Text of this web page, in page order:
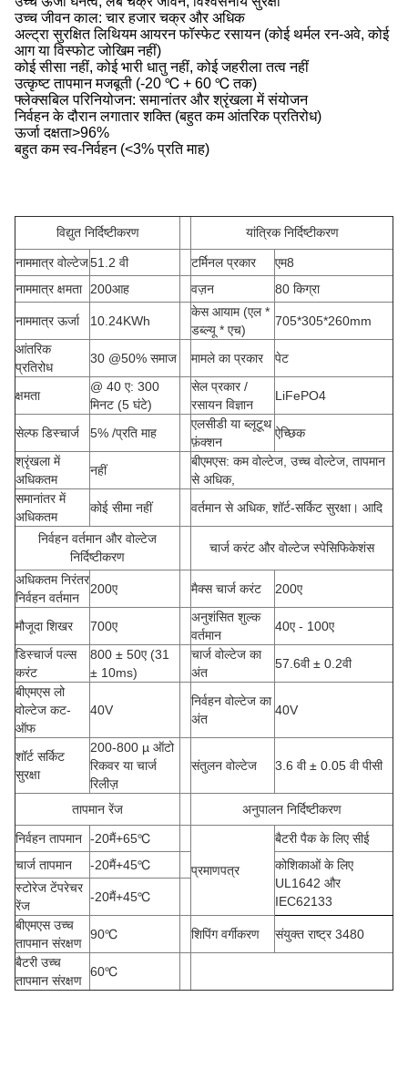
उच्च जीवन काल: चार हजार चक्र और अधिक
अल्ट्रा सुरक्षित लिथियम आयरन फॉस्फेट रसायन (कोई थर्मल रन-अवे, कोई
आग या विस्फोट जोखिम नहीं)
कोई सीसा नहीं, कोई भारी धातु नहीं, कोई जहरीला तत्व नहीं
उत्कृष्ट तापमान मजबूती (-20 ℃ + 60 ℃ तक)
फ्लेक्सबिल परिनियोजन: समानांतर और श्रृंखला में संयोजन
निर्वहन के दौरान लगातार शक्ति (बहुत कम आंतरिक प्रतिरोध)
ऊर्जा दक्षता>96%
बहुत कम स्व-निर्वहन (<3% प्रति माह)
विद्युत निर्दिष्टीकरण यांत्रिक निर्दिष्टीकरण
नाममात्र वोल्टेज51.2 वी टर्मिनल प्रकार
एम8
नाममात्र क्षमता
200आह वज़न 80 किग्रा
नाममात्र ऊर्जा 10.24KWh
केस आयाम (एल *
डब्ल्यू * एच)
705*305*260mm
आंतरिक
प्रतिरोध
30 @50% समाज मामले का प्रकार पेट
क्षमता
@ 40 ए: 300
मिनट (5 घंटे)
सेल प्रकार /
रसायन विज्ञान
LiFePO4
सेल्फ डिस्चार्ज 5% /प्रति माह
एलसीडी या ब्लूटूथ
फ़ंक्शन
ऐच्छिक
श्रृंखला में
अधिकतम
नहीं
बीएमएस: कम वोल्टेज, उच्च वोल्टेज, तापमान
से अधिक,
समानांतर में
अधिकतम
कोई सीमा नहीं वर्तमान से अधिक, शॉर्ट-सर्किट सुरक्षा। आदि
निर्वहन वर्तमान और वोल्टेज
निर्दिष्टीकरण
चार्ज करंट और वोल्टेज स्पेसिफिकेशंस
अधिकतम निरंतर
निर्वहन वर्तमान
200ए मैक्स चार्ज करंट 200ए
मौजूदा शिखर 700ए
अनुशंसित शुल्क
वर्तमान
40ए - 100ए
डिस्चार्ज पल्स
करंट
800 ± 50ए (31
± 10ms)
चार्ज वोल्टेज का
अंत
57.6वी ± 0.2वी
बीएमएस लो
वोल्टेज कट-
ऑफ
40V
निर्वहन वोल्टेज का
अंत
40V
शॉर्ट सर्किट
सुरक्षा
200-800 µ ऑटो
रिकवर या चार्ज
रिलीज़
संतुलन वोल्टेज 3.6 वी ± 0.05 वी पीसी
तापमान रेंज
अनुपालन निर्दिष्टीकरण
निर्वहन तापमान -20मैं+65℃
प्रमाणपत्र
बैटरी पैक के लिए सीई
चार्ज तापमान
-20मैं+45℃
कोशिकाओं के लिए
UL1642 और
IEC62133
स्टोरेज टेंपरेचर
रेंज
-20मैं+45℃
बीएमएस उच्च
तापमान संरक्षण
90℃ शिपिंग वर्गीकरण
संयुक्त राष्ट्र 3480
बैटरी उच्च
तापमान संरक्षण
60℃